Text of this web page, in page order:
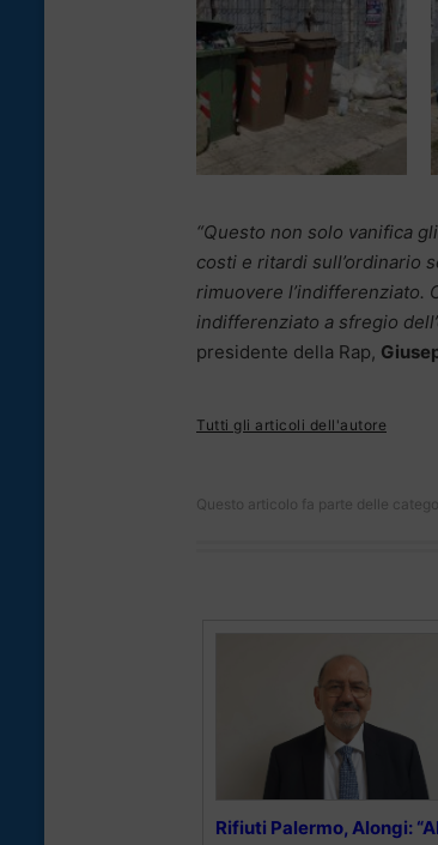
“Questo non solo vanifica
costi e ritardi sull’ordinario
rimuovere l’indifferenziato.
indifferenziato a sfregio
presidente della Rap,
Tutti gli articoli dell'autore
Questo articolo fa parte delle
Rifiuti Palermo, Alongi: “Al